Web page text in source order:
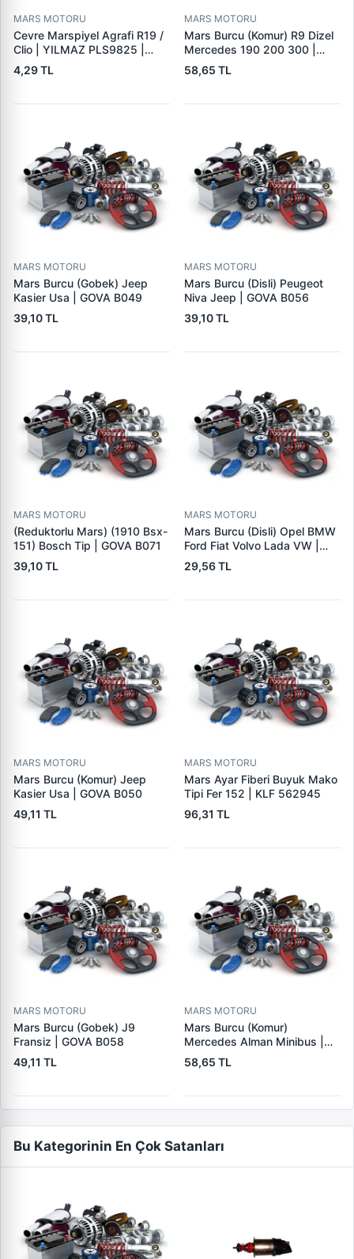
MARS MOTORU
Cevre Marspiyel Agrafi R19 /
Clio | YILMAZ PLS9825 |
OEM 7703077256
4,29 TL
MARS MOTORU
Mars Burcu (Komur) R9 Dizel
Mercedes 190 200 300 |
GOVA B047
58,65 TL
MARS MOTORU
Mars Burcu (Gobek) Jeep
Kasier Usa | GOVA B049
39,10 TL
MARS MOTORU
Mars Burcu (Disli) Peugeot
Niva Jeep | GOVA B056
39,10 TL
MARS MOTORU
(Reduktorlu Mars) (1910 Bsx-
151) Bosch Tip | GOVA B071
39,10 TL
MARS MOTORU
Mars Burcu (Disli) Opel BMW
Ford Fiat Volvo Lada VW |
GOVA B090
29,56 TL
MARS MOTORU
Mars Burcu (Komur) Jeep
Kasier Usa | GOVA B050
49,11 TL
MARS MOTORU
Mars Ayar Fiberi Buyuk Mako
Tipi Fer 152 | KLF 562945
96,31 TL
MARS MOTORU
Mars Burcu (Gobek) J9
Fransiz | GOVA B058
49,11 TL
MARS MOTORU
Mars Burcu (Komur)
Mercedes Alman Minibus |
GOVA B035
58,65 TL
Bu Kategorinin En Çok Satanları